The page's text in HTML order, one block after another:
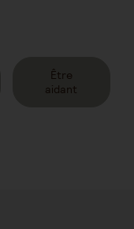
Être
aidant